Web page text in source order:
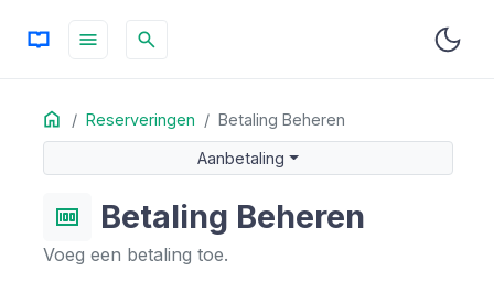
menu search
Home Reserveringen Betaling Beheren
OP DEZE PAGINA
Aanbetaling
Restbetaling
Extra Betaling
Waarborg Retour
Aanbetaling
money Betaling Beheren
Voeg een betaling toe.